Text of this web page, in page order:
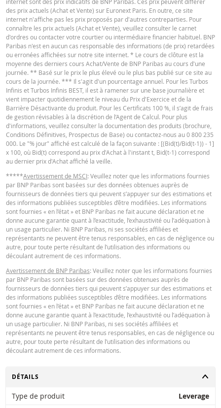
2026 22:16
journalière 0 393,047
28 juil.
2026 22:18
journalière 0 415,977
28 juil.
2026 15:46
Intraday 0 414,384
27 juil.
2026 22:16
journalière 0 452,879
27 juil.
2026 16:41
Intraday 0 436,99
DOWNLOAD
Historique de réinitialisation xlsx
Latest Product Quotes
Restrike history xlsx
des prix actuels (Achat et Vente) sur Euronext Paris. En outre, ce site
internet n'affiche pas les prix proposés par d'autres contreparties. Pour
connaître les prix actuels (Achat et Vente), veuillez consulter le carnet
d'ordres ou contacter votre courtier ou intermédiaire financier habituel. BNP
Paribas n'est en aucun cas responsable des informations (de prix) retardées
ou erronées affichées sur notre site internet. * Le cours de clôture est la
moyenne des derniers cours Achat/Vente de BNP Paribas au cours d'une
journée. ** Basé sur le prix le plus élevé ou le plus bas publié sur ce site au
cours de la journée. *** Il s'agit d'un pourcentage annuel. Pour les Turbos
Infinis et Turbos Infinis BEST, il est à ramener sur une base journalière et
vient impacter quotidiennement le niveau du Prix d'Exercice et de la
Barrière Désactivante du produit. Pour les Certificats 100 %, il s’agit de frais
de gestion révisables à la discrétion de l’Agent de Calcul. Pour plus
d'informations, veuillez consulter la documentation des produits (brochure,
Conditions Définitives, Prospectus de Base) ou contactez-nous au 0 800 235
000. Le "% jour" affiché est calculé de la façon suivante : [(Bid(t)/Bid(t-1)) - 1]
x 100, où Bid(t) correspond au prix d'Achat à l'instant t, Bid(t-1) correspond
au dernier prix d'Achat affiché la veille.
*****Avertissement de MSCI: Veuillez noter que les informations fournies
par BNP Paribas sont basées sur des données obtenues auprès de
fournisseurs de données tiers qui peuvent s’appuyer sur des estimations et
des informations publiées susceptibles d’être modifiées. Les informations
sont fournies « en l’état » et BNP Paribas ne fait aucune déclaration et ne
donne aucune garantie quant à l’exactitude, l’exhaustivité ou l’adéquation à
un usage particulier. Ni BNP Paribas, ni ses sociétés affiliées et
représentants ne peuvent être tenus responsables, en cas de négligence ou
autre, pour toute perte résultant de l’utilisation des informations ou
découlant autrement de ces informations.
Avertissement de BNP Paribas: Veuillez noter que les informations fournies
par BNP Paribas sont basées sur des données obtenues auprès de
fournisseurs de données tiers qui peuvent s’appuyer sur des estimations et
des informations publiées susceptibles d’être modifiées. Les informations
sont fournies « en l’état » et BNP Paribas ne fait aucune déclaration et ne
donne aucune garantie quant à l’exactitude, l’exhaustivité ou l’adéquation à
un usage particulier. Ni BNP Paribas, ni ses sociétés affiliées et
représentants ne peuvent être tenus responsables, en cas de négligence ou
autre, pour toute perte résultant de l’utilisation des informations ou
découlant autrement de ces informations.
CHANGER
DÉTAILS
Type de produit
Leverage